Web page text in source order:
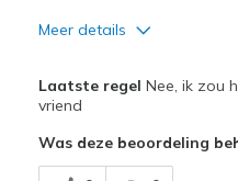
Meer details
Attractive Design
Minpunten
Laatste regel Nee, ik zou
vriend
Was deze beoordeling